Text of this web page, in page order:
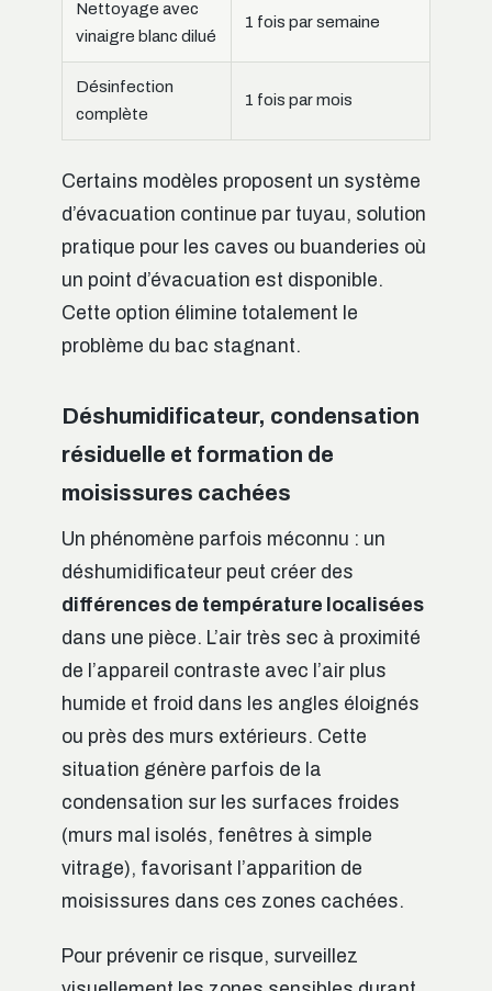
Nettoyage avec
vinaigre blanc dilué
1 fois par semaine
Désinfection
complète
1 fois par mois
Certains modèles proposent un système
d’évacuation continue par tuyau, solution
pratique pour les caves ou buanderies où
un point d’évacuation est disponible.
Cette option élimine totalement le
problème du bac stagnant.
Déshumidificateur, condensation
résiduelle et formation de
moisissures cachées
Un phénomène parfois méconnu : un
déshumidificateur peut créer des
différences de température localisées
dans une pièce. L’air très sec à proximité
de l’appareil contraste avec l’air plus
humide et froid dans les angles éloignés
ou près des murs extérieurs. Cette
situation génère parfois de la
condensation sur les surfaces froides
(murs mal isolés, fenêtres à simple
vitrage), favorisant l’apparition de
moisissures dans ces zones cachées.
Pour prévenir ce risque, surveillez